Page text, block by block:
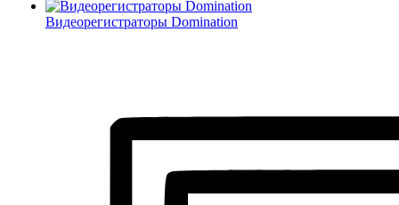
Видеорегистраторы Domination